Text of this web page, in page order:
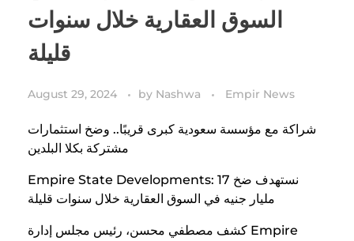
السوق العقارية خلال سنوات
قليلة
August 29, 2024 by Nashwa Empir News
شراكة مع مؤسسة سعودية كبرى قريبًا.. وضخ استثمارات
مشتركة بكلا البلدين
Empire State Developments: نستهدف ضخ 17
مليار جنيه في السوق العقارية خلال سنوات قليلة
كشف مصطفي محسن، رئيس مجلس إدارة Empire